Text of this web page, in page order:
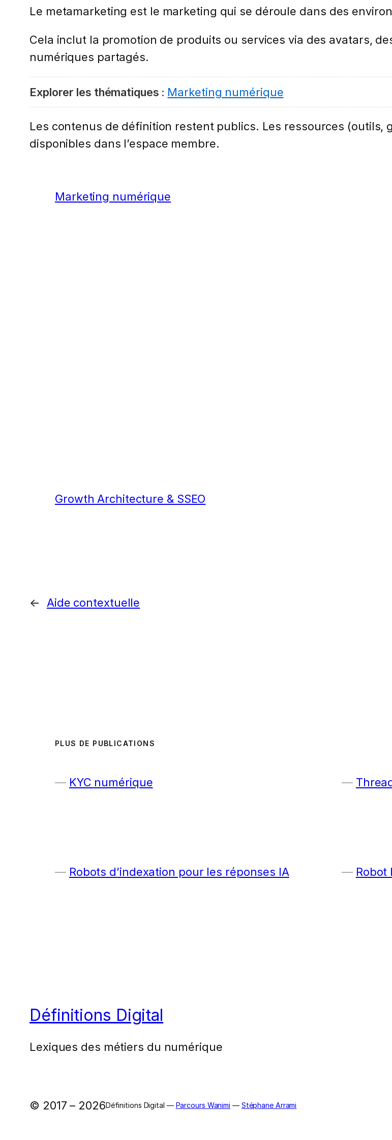
Le metamarketing est le marketing qui se déroule dans des
Cela inclut la promotion de produits ou services via des avatars,
numériques partagés.
Explorer les thématiques : Marketing numérique
Les contenus de définition restent publics. Les ressources (outils,
disponibles dans l’espace membre.
Marketing numérique
Growth Architecture & SSEO
← Aide contextuelle
PLUS DE PUBLICATIONS
KYC numérique
Robots d’indexation pour les réponses IA Robot
Définitions Digital
Lexiques des métiers du numérique
© 2017 – 2026Définitions Digital — Parcours Wanimi — Stéphane Arrami